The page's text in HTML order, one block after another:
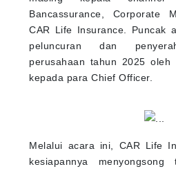
Bancassurance, Corporate
CAR Life Insurance. Puncak
peluncuran dan
perusahaan tahun 2025 oleh
kepada para Chief Officer.
Melalui acara ini, CAR Life
kesiapannya